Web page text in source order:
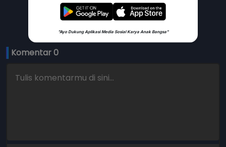
"Ayo Dukung Aplikasi Media Sosial Karya Anak Bangsa"
Komentar 0